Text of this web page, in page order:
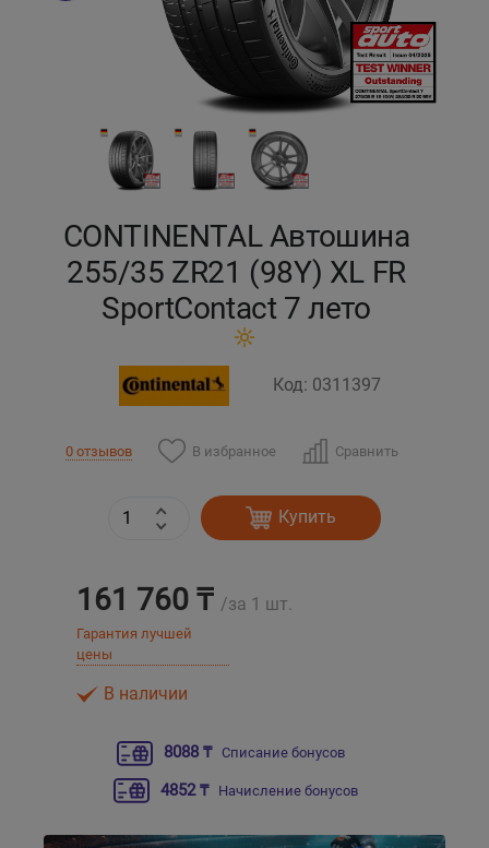
CONTINENTAL Автошина
255/35 ZR21 (98Y) XL FR
SportContact 7 лето
Код: 0311397
0 отзывов В избранное Сравнить
Купить
161 760 ₸ /за 1 шт.
Гарантия лучшей
цены
В наличии
8088 ₸ Списание бонусов
4852 ₸ Начисление бонусов
Кызылорда
Петропавловск
Талдыкорган
Усть-Каменогорск
Шымкент
Экибастуз